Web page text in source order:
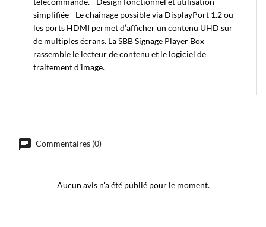
simplifiée - Le chaînage possible via DisplayPort 1.2 ou
les ports HDMI permet d’afficher un contenu UHD sur
de multiples écrans. La SBB Signage Player Box
rassemble le lecteur de contenu et le logiciel de
traitement d’image.
Commentaires (0)
Aucun avis n'a été publié pour le moment.